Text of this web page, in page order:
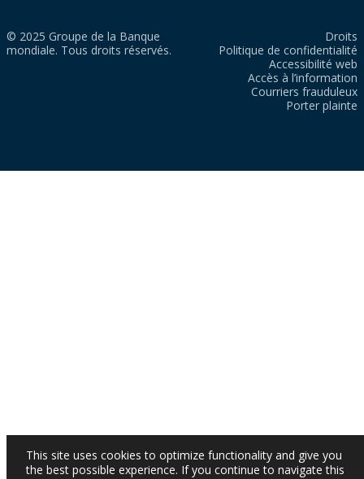
© 2025 Groupe de la Banque
mondiale. Tous droits réservés.
Droits
Politique de confidentialité
Accessibilité web
Accès à l’information
Courriers frauduleux
Porter plainte
This site uses cookies to optimize functionality and give you
the best possible experience. If you continue to navigate this